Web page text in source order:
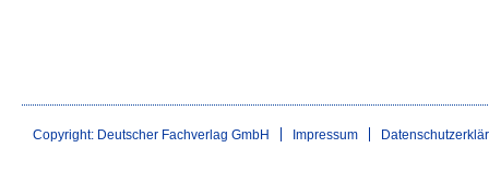
Copyright: Deutscher Fachverlag GmbH Impressum